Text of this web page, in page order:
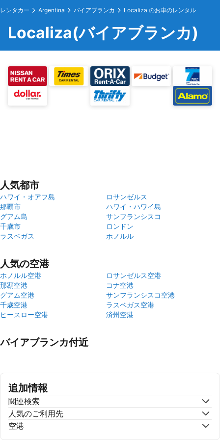
レンタカー Argentina バイアブランカ Localiza のお車のレンタル
Localiza(バイアブランカ)
人気都市
ハワイ・オアフ島
ロサンゼルス
那覇市
ハワイ・ハワイ島
グアム島
サンフランシスコ
千歳市
ロンドン
ラスベガス
ホノルル
人気の空港
ホノルル空港
ロサンゼルス空港
那覇空港
コナ空港
グアム空港
サンフランシスコ空港
千歳空港
ラスベガス空港
ヒースロー空港
済州空港
バイアブランカ付近
追加情報
関連検索
人気のご利用先
空港